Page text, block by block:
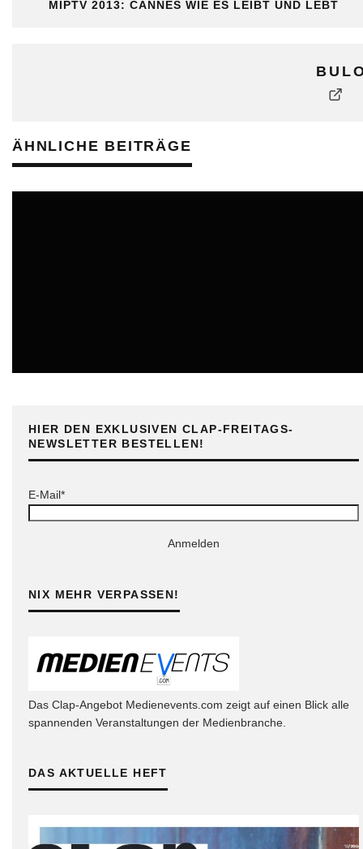
MIPTV 2013: CANNES WIE ES LEIBT UND LEBT
ÄHNLICHE BEITRÄGE
HIER DEN EXKLUSIVEN CLAP-FREITAGS-
NEWSLETTER BESTELLEN!
E-Mail*
Anmelden
NIX MEHR VERPASSEN!
Das Clap-Angebot Medienevents.com zeigt auf einen Blick alle
spannenden Veranstaltungen der Medienbranche.
DAS AKTUELLE HEFT